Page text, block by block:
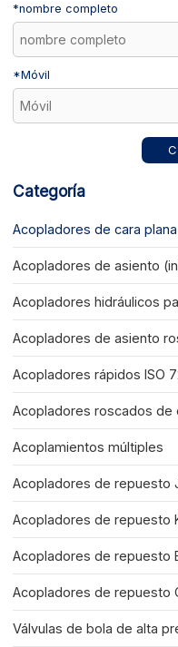
*nombre completo
*Móvil
Categoría
Acopladores de cara plana
Acopladores de asiento
Acopladores hidráulicos
Acopladores de asiento
Acopladores rápidos ISO
Acopladores roscados de
Acoplamientos múltiples
Acopladores de repuesto
Acopladores de repuesto
Acopladores de repuesto
Acopladores de repuesto
Válvulas de bola de alta